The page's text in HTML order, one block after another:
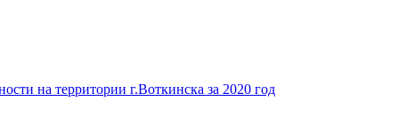
на территории г.Воткинска за 2020 год